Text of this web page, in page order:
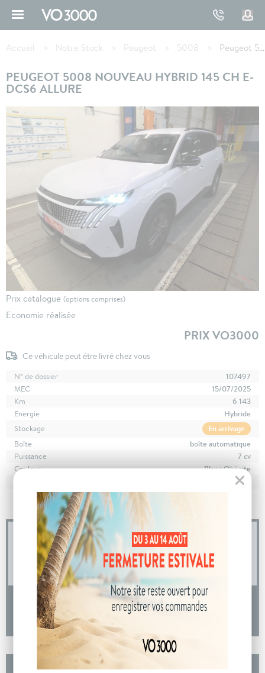
d'Ariane
Accueil Notre Stock Peugeot 5008 Peugeot 5008 Hybrid 145 ch e-DCS6 Allure
PEUGEOT 5008 NOUVEAU HYBRID 145 CH E-
DCS6 ALLURE
Prix catalogue (options comprises)
Economie réalisée
PRIX VO3000
Ce véhicule peut être livré chez vous
N° de dossier
107497
MEC
15/07/2025
Km
6 143
Energie
Hybride
Stockage
En arrivage
Boîte
boîte automatique
Puissance
7 cv
Couleur
Blanc Okénite
128 g/km
04 73 14 64 14
(Prix d'un appel local)
DEMANDE D'INFORMATIONS
Les autres Peugeot 5008 Nouveau Hybrid 145